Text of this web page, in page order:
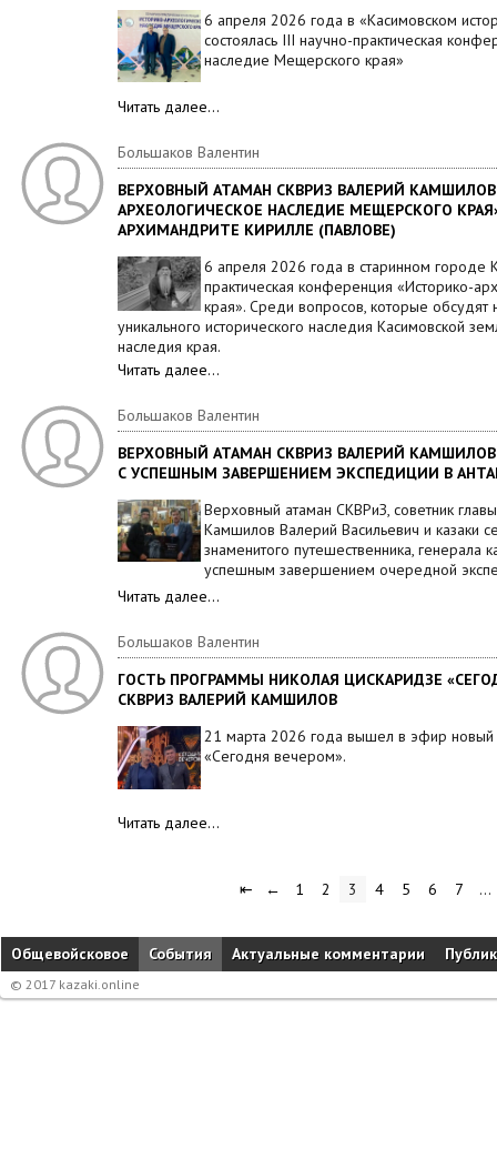
6 апреля 2026 года в «Касимовском
состоялась III научно-практическая
наследие Мещерского края»
Читать далее…
Большаков Валентин
ВЕРХОВНЫЙ АТАМАН СКВРИЗ ВАЛЕРИЙ
АРХЕОЛОГИЧЕСКОЕ НАСЛЕДИЕ МЕЩЕРСКОГО
АРХИМАНДРИТЕ КИРИЛЛЕ (ПАВЛОВЕ)
6 апреля 2026 года в старинном городе
практическая конференция «Историко-
края». Среди вопросов, которые
уникального исторического наследия Касимовской
наследия края.
Читать далее…
Большаков Валентин
ВЕРХОВНЫЙ АТАМАН СКВРИЗ ВАЛЕРИЙ
С УСПЕШНЫМ ЗАВЕРШЕНИЕМ ЭКСПЕДИЦИИ В
Верховный атаман СКВРиЗ, советник
Камшилов Валерий Васильевич и казаки
знаменитого путешественника, генерала
успешным завершением очередной
Читать далее…
Большаков Валентин
ГОСТЬ ПРОГРАММЫ НИКОЛАЯ ЦИСКАРИДЗЕ
СКВРИЗ ВАЛЕРИЙ КАМШИЛОВ
21 марта 2026 года вышел в эфир новый
«Сегодня вечером».
Читать далее…
⇤ ← 1 2 3 4 5 6 7 …
Общевойсковое События Актуальные комментарии
© 2017 kazaki.online